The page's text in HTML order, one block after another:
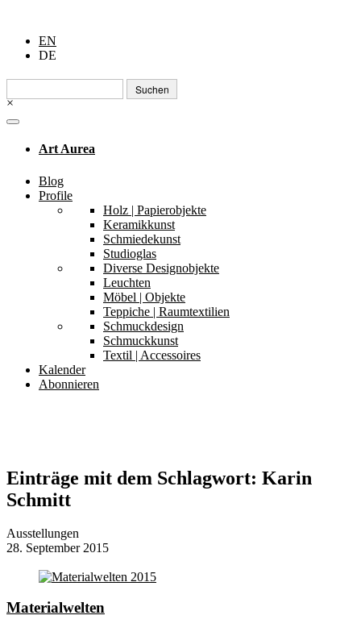
EN
DE
Suchen
nach:
×
Art Aurea
Blog
Profile
Holz | Papierobjekte
Keramikkunst
Schmiedekunst
Studioglas
Diverse Designobjekte
Leuchten
Möbel | Objekte
Teppiche | Raumtextilien
Schmuckdesign
Schmuckkunst
Textil | Accessoires
Kalender
Abonnieren
Einträge mit dem Schlagwort: Karin
Schmitt
Ausstellungen
28. September 2015
Materialwelten